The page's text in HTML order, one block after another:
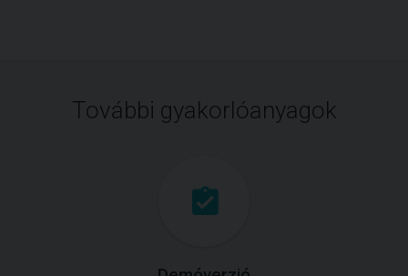
További gyakorlóanyagok